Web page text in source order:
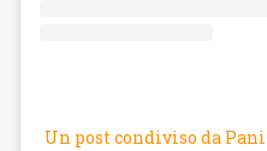
Un post condiviso da